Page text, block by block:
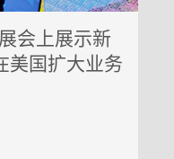
会上展示新
美国扩大业务